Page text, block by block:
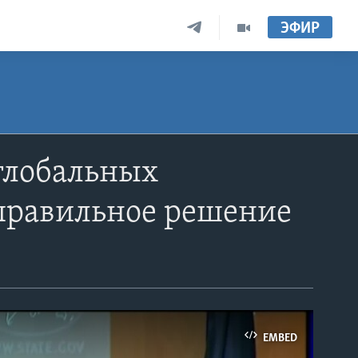
ЭФИР
решение
EMBED